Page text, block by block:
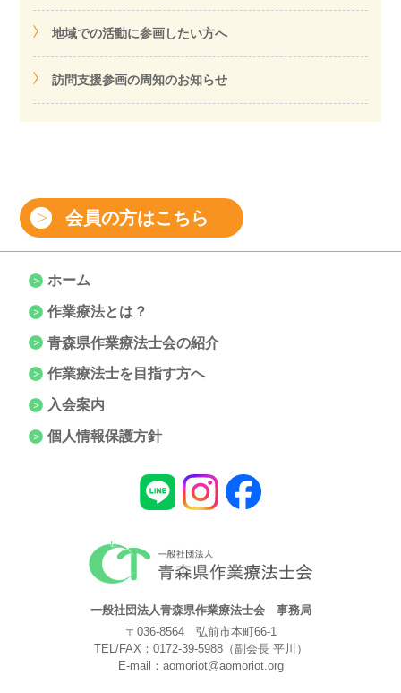
地域での活動に参画したい方へ
訪問支援参画の周知のお知らせ
会員の方はこちら
ホーム
作業療法とは？
青森県作業療法士会の紹介
作業療法士を目指す方へ
入会案内
個人情報保護方針
一般社団法人青森県作業療法士会 事務局
〒036-8564 弘前市本町66-1
TEL/FAX： 0172-39-5988（副会長 平川）
E-mail： aomoriot@aomoriot.org